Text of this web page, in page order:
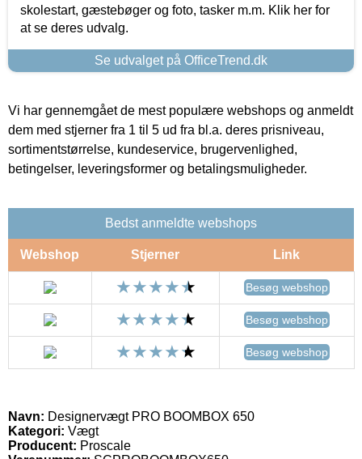
skolestart, gæstebøger og foto, tasker m.m. Klik her for
at se deres udvalg.
Se udvalget på OfficeTrend.dk
Vi har gennemgået de mest populære webshops og anmeldt
dem med stjerner fra 1 til 5 ud fra bl.a. deres prisniveau,
sortimentstørrelse, kundeservice, brugervenlighed,
betingelser, leveringsformer og betalingsmuligheder.
Bedst anmeldte webshops
Webshop Stjerner Link
Besøg webshop
Besøg webshop
Besøg webshop
Navn: Designervægt PRO BOOMBOX 650
Kategori: Vægt
Producent: Proscale